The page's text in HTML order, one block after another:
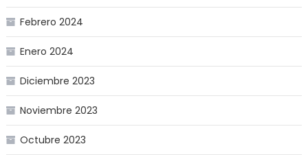
Febrero 2024
Enero 2024
Diciembre 2023
Noviembre 2023
Octubre 2023